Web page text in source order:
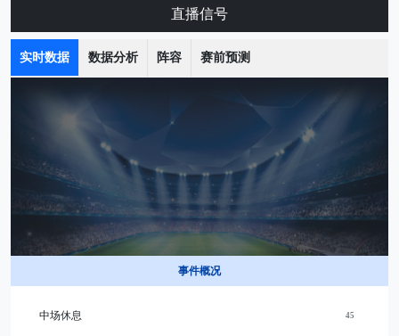
直播信号
实时数据 数据分析 阵容 赛前预测
事件概况
中场休息 45